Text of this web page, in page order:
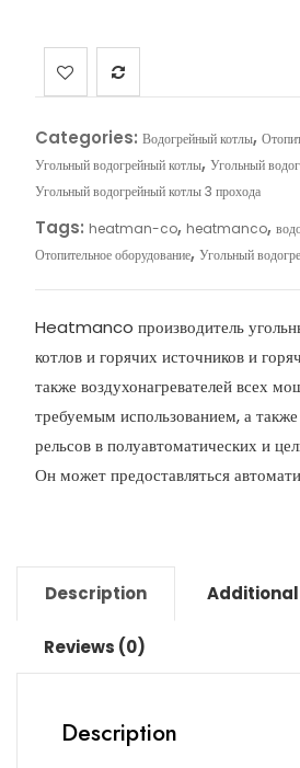
Categories: Водогрейный котлы,
Угольный водогрейный котлы, Угольный
Угольный водогрейный котлы 3 прохода
Tags: heatman-co, heatmanco,
Отопительное оборудование, Угольный
Heatmanco производитель
котлов и горячих источников и
также воздухонагревателей всех
требуемым использованием, а
рельсов в полуавтоматических и
Он может предоставляться
Description
Reviews (0)
Description